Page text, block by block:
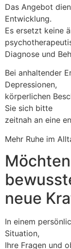
Das Angebot
Entwicklung.
Es ersetzt keine
Diagnose und
Bei anhaltender
Depressionen,
körperlichen
Sie sich bitte
zeitnah an eine
Mehr Ruhe im
neue
In einem
Situation,
Ihre Fragen und